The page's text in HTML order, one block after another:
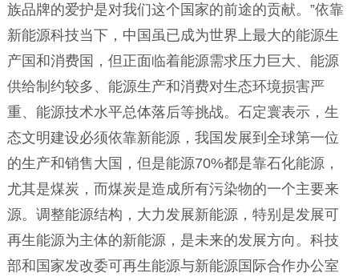
族品牌的爱护是对我们这个国家的前途的贡献。”依靠
新能源科技当下，中国虽已成为世界上最大的能源生
产国和消费国，但正面临着能源需求压力巨大、能源
供给制约较多、能源生产和消费对生态环境损害严
重、能源技术水平总体落后等挑战。石定寰表示，生
态文明建设必须依靠新能源，我国发展到全球第一位
的生产和销售大国，但是能源70%都是靠石化能源，
尤其是煤炭，而煤炭是造成所有污染物的一个主要来
源。调整能源结构，大力发展新能源，特别是发展可
再生能源为主体的新能源，是未来的发展方向。科技
部和国家发改委可再生能源与新能源国际合作办公室